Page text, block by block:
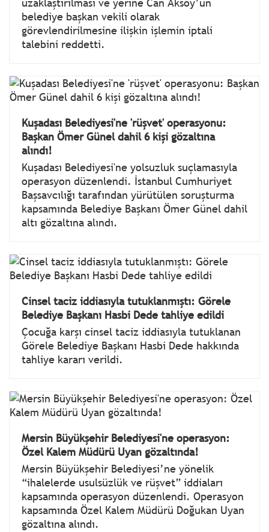
uzaklaştırılması ve yerine Can Aksoy’un
belediye başkan vekili olarak
görevlendirilmesine ilişkin işlemin iptali
talebini reddetti.
Kuşadası Belediyesi'ne 'rüşvet' operasyonu:
Başkan Ömer Günel dahil 6 kişi gözaltına
alındı!
Kuşadası Belediyesi'ne yolsuzluk suçlamasıyla
operasyon düzenlendi. İstanbul Cumhuriyet
Başsavcılığı tarafından yürütülen soruşturma
kapsamında Belediye Başkanı Ömer Günel dahil
altı gözaltına alındı.
Cinsel taciz iddiasıyla tutuklanmıştı: Görele
Belediye Başkanı Hasbi Dede tahliye edildi
Çocuğa karşı cinsel taciz iddiasıyla tutuklanan
Görele Belediye Başkanı Hasbi Dede hakkında
tahliye kararı verildi.
Mersin Büyükşehir Belediyesi'ne operasyon:
Özel Kalem Müdürü Uyan gözaltında!
Mersin Büyükşehir Belediyesi’ne yönelik
“ihalelerde usulsüzlük ve rüşvet” iddiaları
kapsamında operasyon düzenlendi. Operasyon
kapsamında Özel Kalem Müdürü Doğukan Uyan
gözaltına alındı.